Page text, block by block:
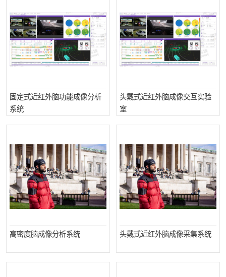
固定式近红外脑功能成像分析
系统
头戴式近红外脑成像交互实验
室
高密度脑成像分析系统 头戴式近红外脑成像采集系统